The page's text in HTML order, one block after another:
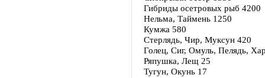
Гибриды осетровых рыб
Нельма, Таймень 1250
Кумжа 580
Стерлядь, Чир, Муксун 420
Голец, Сиг, Омуль, Пелядь,
Ряпушка, Лещ 25
Тугун, Окунь 17